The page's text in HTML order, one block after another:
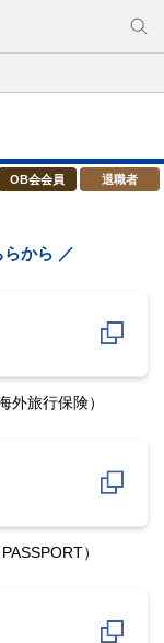
OB会会員 退職者
から ／
外旅行保険）
）